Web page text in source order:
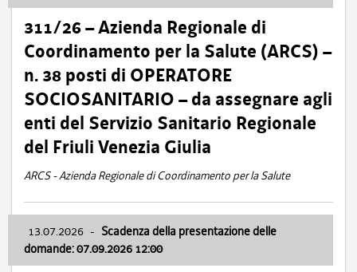
311/26 – Azienda Regionale di
Coordinamento per la Salute (ARCS) –
n. 38 posti di OPERATORE
SOCIOSANITARIO – da assegnare agli
enti del Servizio Sanitario Regionale
del Friuli Venezia Giulia
ARCS - Azienda Regionale di Coordinamento per la Salute
13.07.2026 - Scadenza della presentazione delle
domande: 07.09.2026 12:00